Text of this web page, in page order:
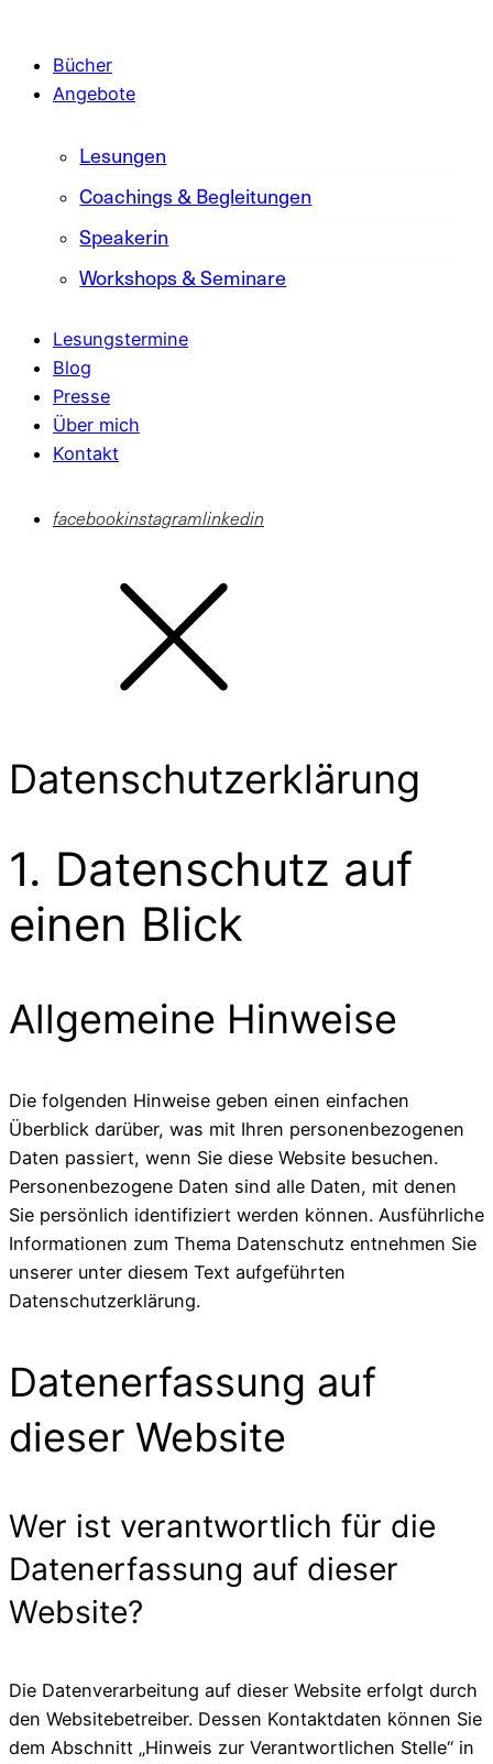
Bücher
Angebote
Lesungen
Coachings & Begleitungen
Speakerin
Workshops & Seminare
Lesungstermine
Blog
Presse
Über mich
Kontakt
facebookinstagramlinkedin
Datenschutzerklärung
1. Datenschutz auf
einen Blick
Allgemeine Hinweise
Die folgenden Hinweise geben einen einfachen
Überblick darüber, was mit Ihren personenbezogenen
Daten passiert, wenn Sie diese Website besuchen.
Personenbezogene Daten sind alle Daten, mit denen
Sie persönlich identifiziert werden können. Ausführliche
Informationen zum Thema Datenschutz entnehmen Sie
unserer unter diesem Text aufgeführten
Datenschutzerklärung.
Datenerfassung auf
dieser Website
Wer ist verantwortlich für die
Datenerfassung auf dieser
Website?
Die Datenverarbeitung auf dieser Website erfolgt durch
den Websitebetreiber. Dessen Kontaktdaten können Sie
dem Abschnitt „Hinweis zur Verantwortlichen Stelle“ in